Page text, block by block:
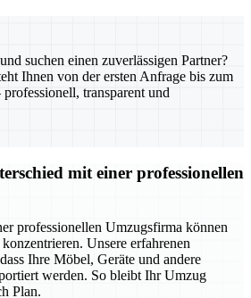
suchen einen zuverlässigen Partner?
Ihnen von der ersten Anfrage bis zum
transparent und
mit einer professionellen
professionellen Umzugsfirma können
Unsere erfahrenen
Ihre Möbel, Geräte und andere
werden. So bleibt Ihr Umzug
Plan.